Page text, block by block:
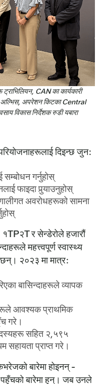
CAN का कार्यकारी
अल्भिस, अपरेशन किटका Central
विकास निर्देशक रुडी यबारा
दिइन्छ जुन:
गर्नुहोस्
फाइदा पुर्‍याउनुहोस्
अवरोधहरूको सामना
र सेन्डेरोले हजारौं
महत्त्वपूर्ण स्वास्थ्य
छन्। २०२३ मा मात्र:
बासिन्दाहरूले व्यापक
आवश्यक प्राथमिक
गरे।
सहित २,५९५
सहायता प्राप्त गरे।
बारेमा होइनन् -
पहुँचको बारेमा हुन्। जब उनले